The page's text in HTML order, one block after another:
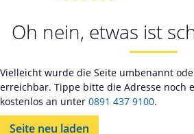
Oh nein, etwas ist
Vielleicht wurde die Seite umbenannt
erreichbar. Tippe bitte die Adresse noch
kostenlos an unter 0891 437 9100.
Seite neu laden